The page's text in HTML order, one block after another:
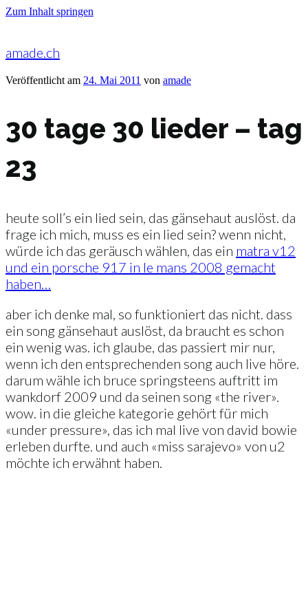
Zum Inhalt springen
amade.ch
Veröffentlicht am 24. Mai 2011 von amade
30 tage 30 lieder – tag
23
heute soll’s ein lied sein, das gänsehaut auslöst. da
frage ich mich, muss es ein lied sein? wenn nicht,
würde ich das geräusch wählen, das ein matra v12
und ein porsche 917 in le mans 2008 gemacht
haben…
aber ich denke mal, so funktioniert das nicht. dass
ein song gänsehaut auslöst, da braucht es schon
ein wenig was. ich glaube, das passiert mir nur,
wenn ich den entsprechenden song auch live höre.
darum wähle ich bruce springsteens auftritt im
wankdorf 2009 und da seinen song «the river».
wow. in die gleiche kategorie gehört für mich
«under pressure», das ich mal live von david bowie
erleben durfte. und auch «miss sarajevo» von u2
möchte ich erwähnt haben.